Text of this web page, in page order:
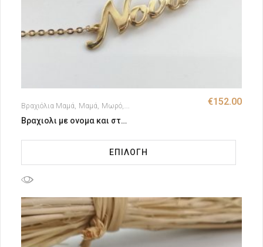
Βραχιόλια Μαμά Μαμά Μωρό Παιδικές Ταυτότητες Μαμά - Μωρό
€152.00
Βραχιολι με ονομα και σταυρο
ΕΠΙΛΟΓΉ